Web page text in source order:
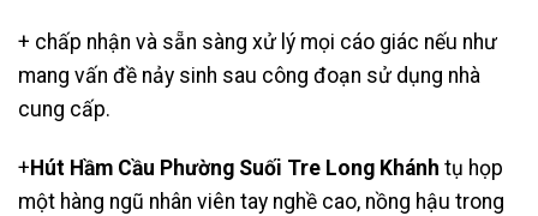
+ chấp nhận và sẵn sàng xử lý mọi cáo giác nếu như
mang vấn đề nảy sinh sau công đoạn sử dụng nhà
cung cấp.
+ Hút Hầm Cầu Phường Suối Tre Long Khánh tụ họp
một hàng ngũ nhân viên tay nghề cao, nồng hậu trong